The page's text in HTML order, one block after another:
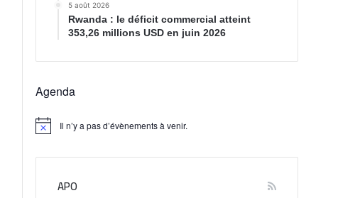
5 août 2026
Rwanda : le déficit commercial atteint
353,26 millions USD en juin 2026
Agenda
N
Il n’y a pas d’évènements à venir.
APO